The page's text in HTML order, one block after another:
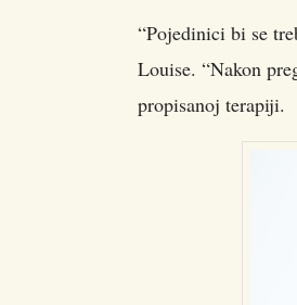
“Pojedinici bi se
Louise. “Nakon
propisanoj terapiji.